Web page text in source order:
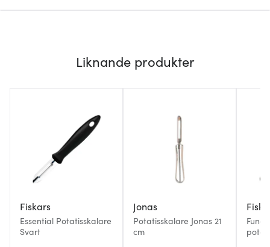
Liknande produkter
Fiskars
Essential Potatisskalare
Svart
Jonas
Potatisskalare Jonas 21
cm